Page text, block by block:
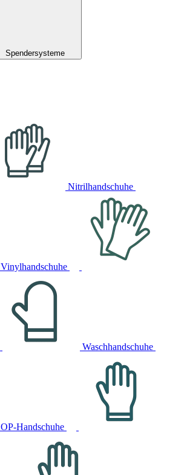
Spendersysteme
Nitrilhandschuhe
Vinylhandschuhe
Waschhandschuhe
OP-Handschuhe